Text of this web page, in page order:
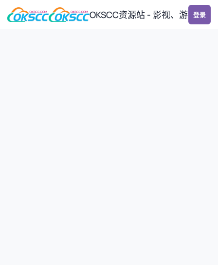
跳转到帖子
OKSCC资源站 - 影视、游戏、
登录